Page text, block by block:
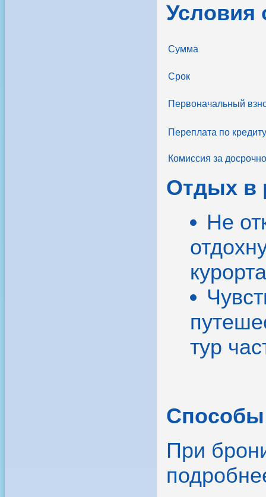
Сумма
Срок
Первоначальный
Переплата по кредиту
Комиссия за
Отдых в
Не
тур
Способы
При